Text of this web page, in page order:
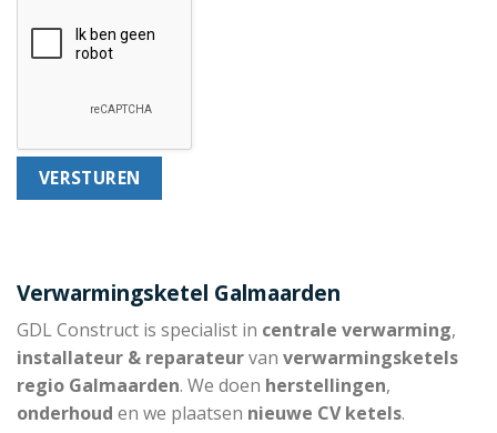
Verwarmingsketel Galmaarden
GDL Construct is specialist in centrale verwarming,
installateur & reparateurvan verwarmingsketels
regio Galmaarden. We doen herstellingen,
onderhoud en we plaatsen nieuwe CV ketels.